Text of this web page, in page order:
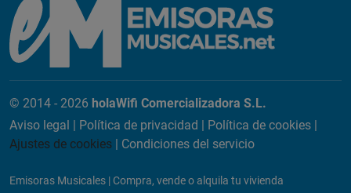
© 2014 - 2026 holaWifi Comercializadora S.L.
Aviso legal | Política de privacidad | Política de cookies |
Ajustes de cookies | Condiciones del servicio
Emisoras Musicales | Compra, vende o alquila tu vivienda